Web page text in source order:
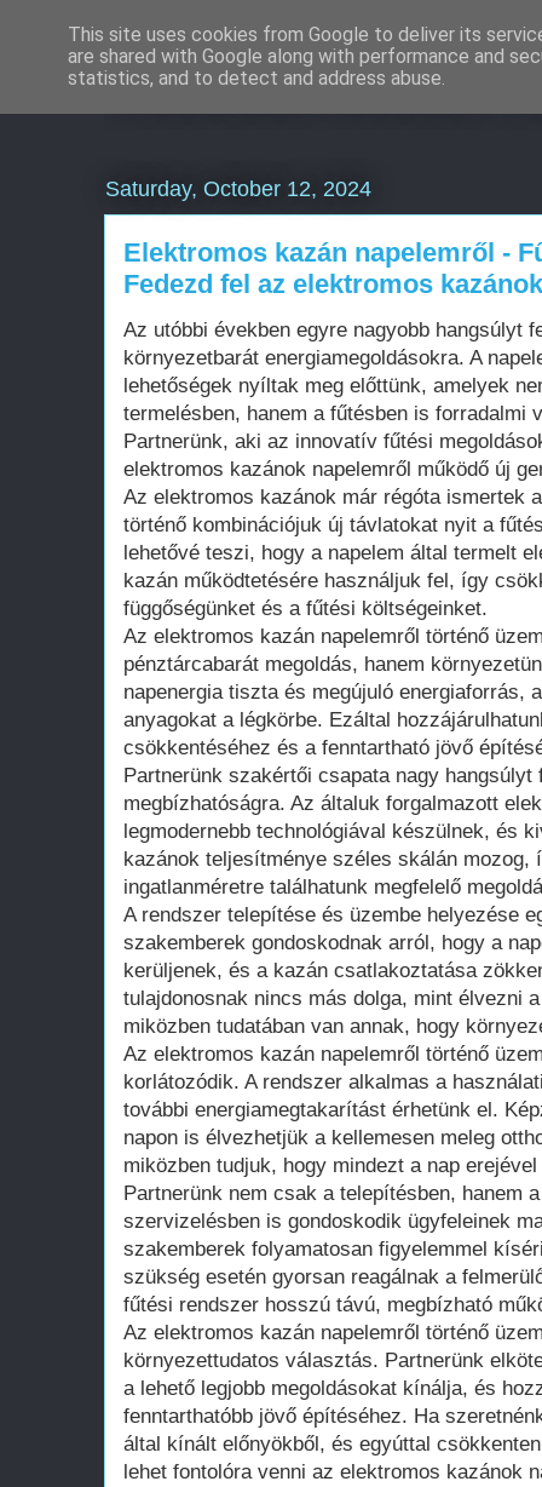
Weboldal készítés
Saturday, October 12, 2024
Elektromos kazán napelemről -
Fedezd fel az elektromos
Az utóbbi években egyre nagyobb hangsúlyt
környezetbarát energiamegoldásokra. A
lehetőségek nyíltak meg előttünk, amelyek
termelésben, hanem a fűtésben is forradalmi
Partnerünk, aki az innovatív fűtési
elektromos kazánok napelemről működő új
Az elektromos kazánok már régóta ismertek
történő kombinációjuk új távlatokat nyit a
lehetővé teszi, hogy a napelem által termelt
kazán működtetésére használjuk fel, így
függőségünket és a fűtési költségeinket.
Az elektromos kazán napelemről történő
pénztárcabarát megoldás, hanem
napenergia tiszta és megújuló energiaforrás,
anyagokat a légkörbe. Ezáltal
csökkentéséhez és a fenntartható jövő
Partnerünk szakértői csapata nagy hangsúlyt
megbízhatóságra. Az általuk forgalmazott
legmodernebb technológiával készülnek, és
kazánok teljesítménye széles skálán mozog,
ingatlanméretre találhatunk megfelelő
A rendszer telepítése és üzembe helyezése
szakemberek gondoskodnak arról, hogy a
kerüljenek, és a kazán csatlakoztatása
tulajdonosnak nincs más dolga, mint élvezni
miközben tudatában van annak, hogy
Az elektromos kazán napelemről történő
korlátozódik. A rendszer alkalmas a
további energiamegtakarítást érhetünk el.
napon is élvezhetjük a kellemesen meleg
miközben tudjuk, hogy mindezt a nap
Partnerünk nem csak a telepítésben, hanem
szervizelésben is gondoskodik ügyfeleinek
szakemberek folyamatosan figyelemmel
szükség esetén gyorsan reagálnak a
fűtési rendszer hosszú távú, megbízható
Az elektromos kazán napelemről történő
környezettudatos választás. Partnerünk
a lehető legjobb megoldásokat kínálja, és
fenntarthatóbb jövő építéséhez. Ha
által kínált előnyökből, és egyúttal
lehet fontolóra venni az elektromos kazánok
This site uses cookies from Google to deliver its
are shared with Google along with performance and
statistics, and to detect and address abuse.